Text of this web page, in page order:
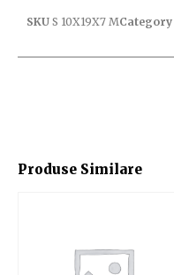
Produse Similare
SKU S 10X19X7 MCategory